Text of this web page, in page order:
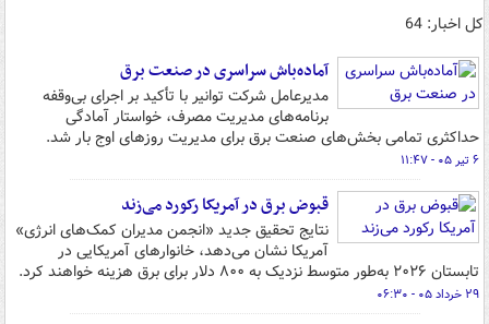
کل اخبار: 64
آماده‌باش سراسری در صنعت برق
مدیرعامل شرکت توانیر با تأکید بر اجرای بی‌وقفه
برنامه‌های مدیریت مصرف، خواستار آمادگی
حداکثری تمامی بخش‌های صنعت برق برای مدیریت روزهای اوج بار شد.
۶ تیر ۰۵ - ۱۱:۴۷
قبوض برق در آمریکا رکورد می‌زند
نتایج تحقیق جدید «انجمن مدیران کمک‌های انرژی»
آمریکا نشان می‌دهد، خانوارهای آمریکایی در
تابستان ۲۰۲۶ به‌طور متوسط نزدیک به ۸۰۰ دلار برای برق هزینه خواهند کرد.
۲۹ خرداد ۰۵ - ۰۶:۳۰